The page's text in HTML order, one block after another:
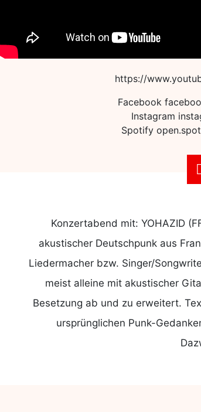
https://
Facebook
Instagram
Spotify
Konzertabend mit: YOHAZID
akustischer Deutschpunk aus
Liedermacher bzw. Singer/
meist alleine mit akustischer
Besetzung ab und zu erweitert.
ursprünglichen Punk-